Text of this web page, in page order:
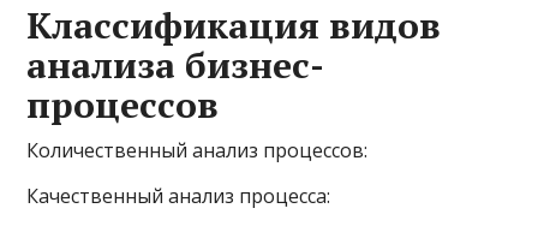
Классификация видов
анализа бизнес-
процессов
Количественный анализ процессов:
Качественный анализ процесса: